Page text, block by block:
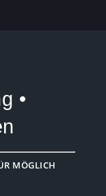
•
MÖGLICH